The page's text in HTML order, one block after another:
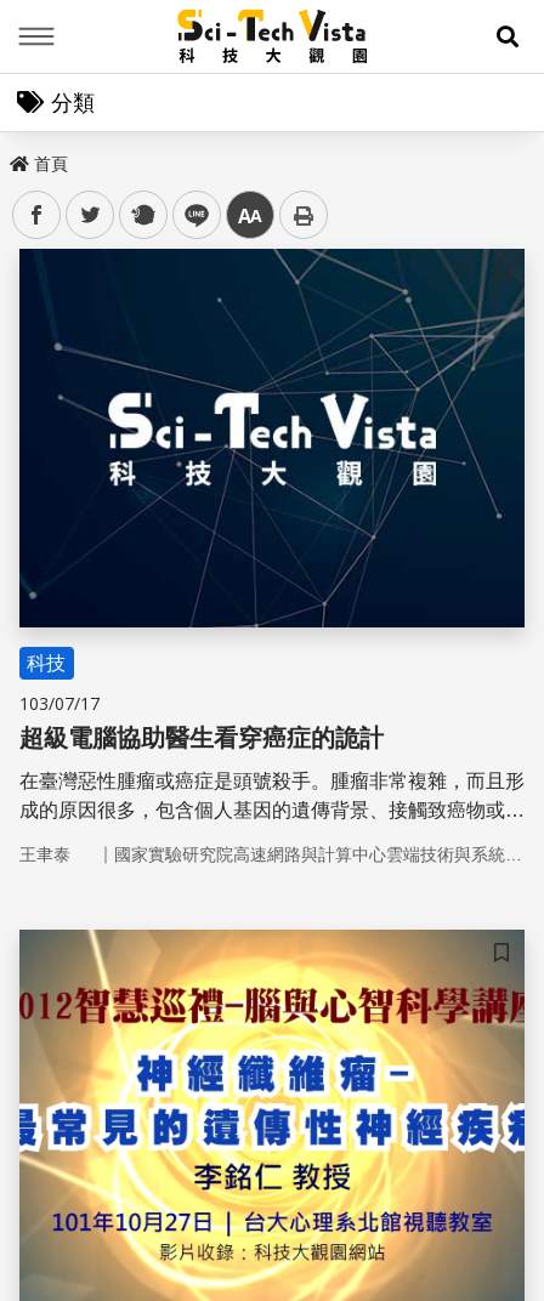
展
分類
首頁
facebooktwitter plurk line 中
儲存
科技
103/07/17
超級電腦協助醫生看穿癌症的詭計
在臺灣惡性腫瘤或癌症是頭號殺手。腫瘤非常複雜，而且形
成的原因很多，包含個人基因的遺傳背景、接觸致癌物或放
而異。
王聿泰 ｜
儲存